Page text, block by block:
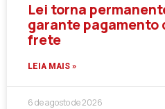
Lei torna
garante pagamento
frete
LEIA MAIS »
6 de agosto de 2026